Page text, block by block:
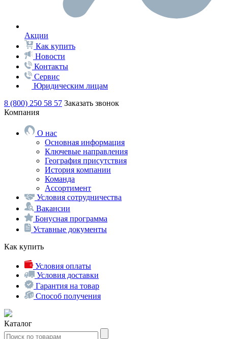
Акции
Как купить
Новости
Контакты
Сервис
Юридическим лицам
8 (800) 250 58 57 Заказать звонок
Компания
О нас
Основная информация
Ключевые направления
География присутствия
История компании
Команда
Ассортимент
Условия сотрудничества
Вакансии
Бонусная программа
Уставные документы
Как купить
Условия оплаты
Условия доставки
Гарантия на товар
Способ получения
Каталог